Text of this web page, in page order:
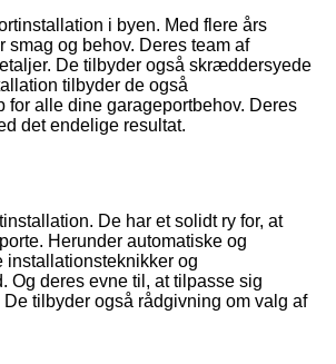
i byen. Med flere års
og behov. Deres team af
De tilbyder også skræddersyede
tilbyder de også
alle dine garageportbehov. Deres
det endelige resultat.
De har et solidt ry for, at
Herunder automatiske og
og
deres evne til, at tilpasse sig
tilbyder også rådgivning om valg af